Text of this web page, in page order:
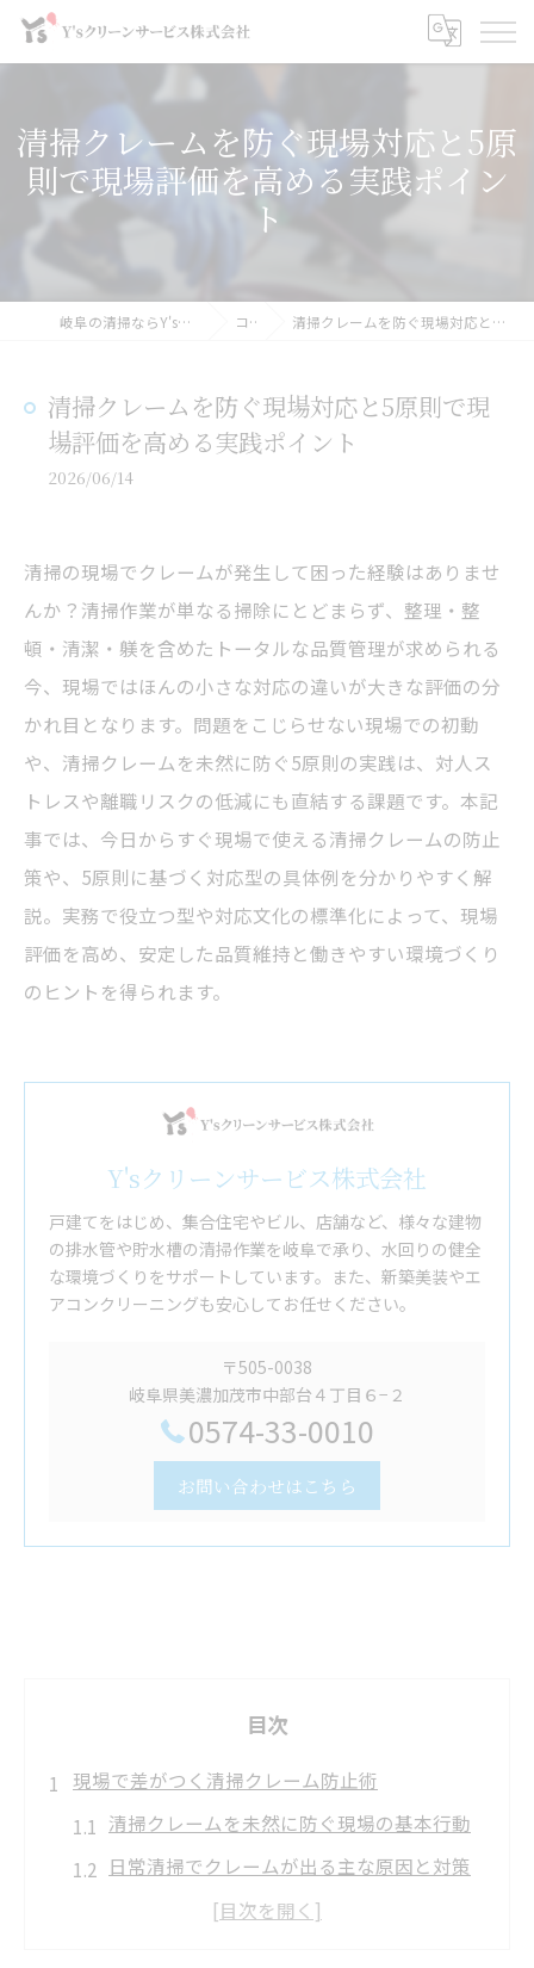
清掃クレームを防ぐ現場対応と5原
則で現場評価を高める実践ポイン
ト
岐阜の清掃ならY'sクリーンサービス株式会社 コラム 清掃クレームを防ぐ現場対応と5原則で現場評価を高める実践ポイント
清掃クレームを防ぐ現場対応と5原則で現
場評価を高める実践ポイント
2026/06/14
清掃の現場でクレームが発生して困った経験はありませ
んか？清掃作業が単なる掃除にとどまらず、整理・整
頓・清潔・躾を含めたトータルな品質管理が求められる
今、現場ではほんの小さな対応の違いが大きな評価の分
かれ目となります。問題をこじらせない現場での初動
や、清掃クレームを未然に防ぐ5原則の実践は、対人ス
トレスや離職リスクの低減にも直結する課題です。本記
事では、今日からすぐ現場で使える清掃クレームの防止
策や、5原則に基づく対応型の具体例を分かりやすく解
説。実務で役立つ型や対応文化の標準化によって、現場
評価を高め、安定した品質維持と働きやすい環境づくり
のヒントを得られます。
Y'sクリーンサービス株式会社
戸建てをはじめ、集合住宅やビル、店舗など、様々な建物
の排水管や貯水槽の清掃作業を岐阜で承り、水回りの健全
な環境づくりをサポートしています。また、新築美装やエ
アコンクリーニングも安心してお任せください。
〒505-0038
岐阜県美濃加茂市中部台４丁目６−２
0574-33-0010
お問い合わせはこちら
目次
現場で差がつく清掃クレーム防止術
清掃クレームを未然に防ぐ現場の基本行動
日常清掃でクレームが出る主な原因と対策